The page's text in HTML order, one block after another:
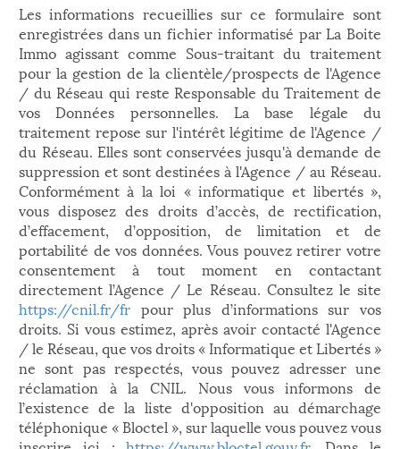
Les informations recueillies sur ce formulaire sont
enregistrées dans un fichier informatisé par La Boite
Immo agissant comme Sous-traitant du traitement
pour la gestion de la clientèle/prospects de l'Agence
/ du Réseau qui reste Responsable du Traitement de
vos Données personnelles. La base légale du
traitement repose sur l'intérêt légitime de l'Agence /
du Réseau. Elles sont conservées jusqu'à demande de
suppression et sont destinées à l'Agence / au Réseau.
Conformément à la loi « informatique et libertés »,
vous disposez des droits d’accès, de rectification,
d’effacement, d’opposition, de limitation et de
portabilité de vos données. Vous pouvez retirer votre
consentement à tout moment en contactant
directement l’Agence / Le Réseau. Consultez le site
https://cnil.fr/fr pour plus d’informations sur vos
droits. Si vous estimez, après avoir contacté l'Agence
/ le Réseau, que vos droits « Informatique et Libertés »
ne sont pas respectés, vous pouvez adresser une
réclamation à la CNIL. Nous vous informons de
l’existence de la liste d'opposition au démarchage
téléphonique « Bloctel », sur laquelle vous pouvez vous